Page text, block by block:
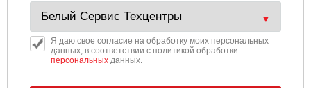
Я даю свое согласие на обработку моих персональных
данных, в соответствии с политикой обработки
персональныхданных.